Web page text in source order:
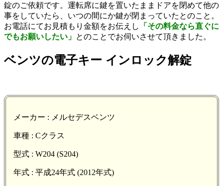
錠のご依頼です。運転席に鍵を置いたままドアを閉めて他の
事をしていたら、いつの間にか鍵が閉まっていたとのこと。
お電話にてお見積もり金額をお伝えし
「その料金なら直ぐに
でもお願いしたい」 とのことでお伺いさせて頂きました。
ベンツの電子キー インロック解錠
メーカー : メルセデスベンツ
車種 : Cクラス
型式 : W204 (S204)
年式 : 平成24年式 (2012年式)